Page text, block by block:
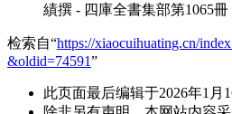
績撰 - 四庫全書集部第1065冊
检索自“https://xiaocuihuating.cn/
&oldid=74591”
此页面最后编辑于2026年1月